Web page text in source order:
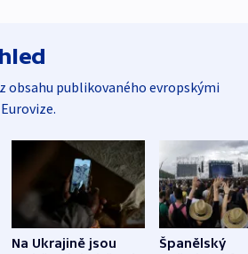
obsahu publikovaného evropskými
Na Ukrajině jsou
Španělský